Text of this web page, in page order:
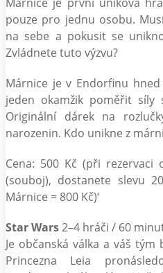
pouze pro jednu osobu.
na sebe a pokusit se
Zvládnete tuto výzvu?
Márnice je v Endorfinu
jeden okamžik poměřit síly
Originální dárek na
narozenin. Kdo unikne z
Cena: 500 Kč (při
(souboj), dostanete slevu
Márnice = 800 Kč)‘
Star Wars2–4 hráči / 60
Je občanská válka a váš
Princezna Leia